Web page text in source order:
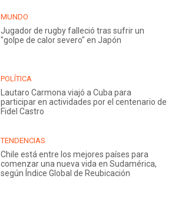
MUNDO
Jugador de rugby falleció tras sufrir un
"golpe de calor severo" en Japón
POLÍTICA
Lautaro Carmona viajó a Cuba para
participar en actividades por el centenario de
Fidel Castro
TENDENCIAS
Chile está entre los mejores países para
comenzar una nueva vida en Sudamérica,
según Índice Global de Reubicación